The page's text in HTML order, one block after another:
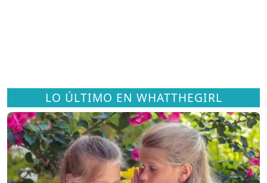
LO ÚLTIMO EN WHATTHEGIRL